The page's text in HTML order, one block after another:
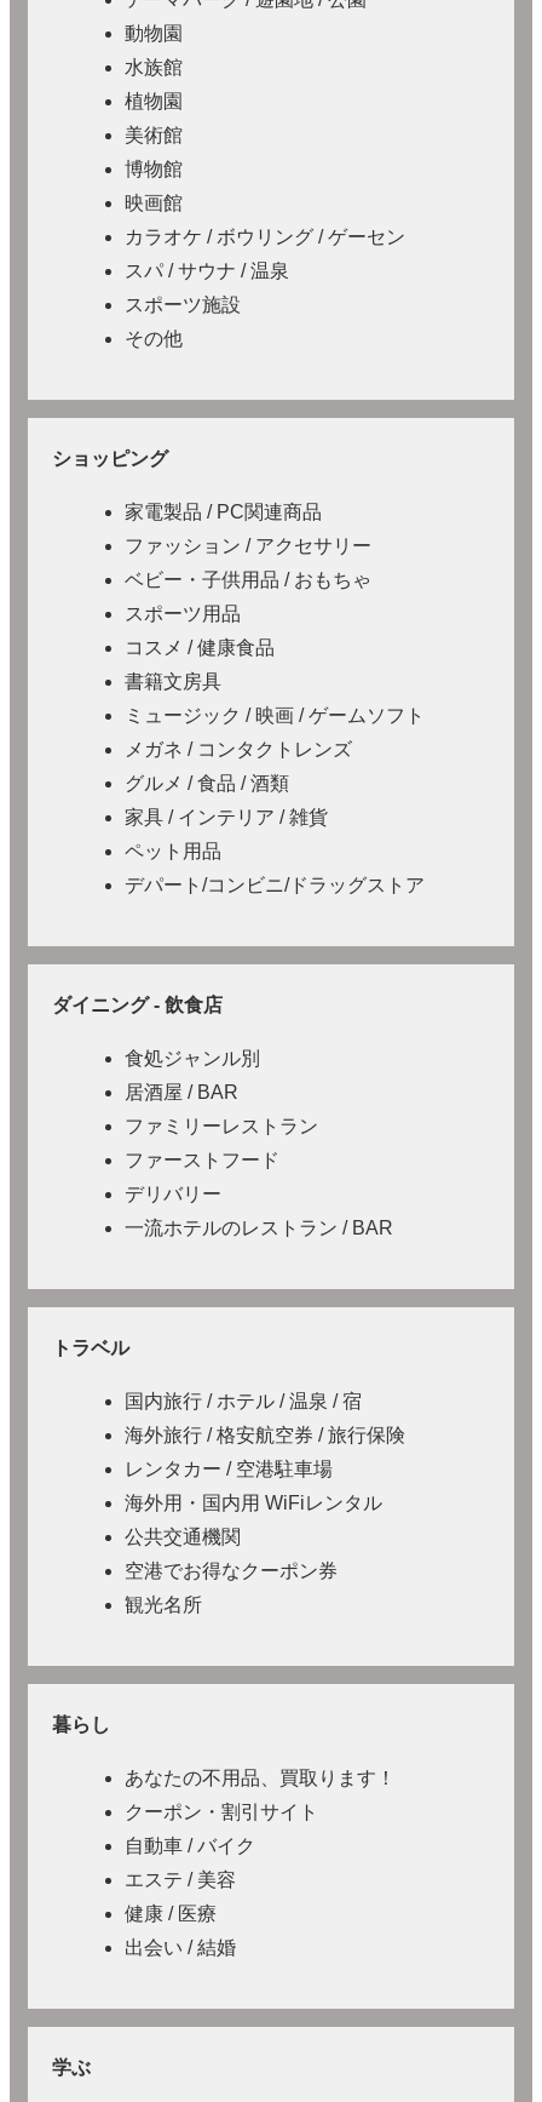
動物園
水族館
植物園
美術館
博物館
映画館
カラオケ / ボウリング / ゲーセン
スパ / サウナ / 温泉
スポーツ施設
その他
ショッピング
家電製品 / PC関連商品
ファッション / アクセサリー
ベビー・子供用品 / おもちゃ
スポーツ用品
コスメ / 健康食品
書籍文房具
ミュージック / 映画 / ゲームソフト
メガネ / コンタクトレンズ
グルメ / 食品 / 酒類
家具 / インテリア / 雑貨
ペット用品
デパート/コンビニ/ドラッグストア
ダイニング - 飲食店
食処ジャンル別
居酒屋 / BAR
ファミリーレストラン
ファーストフード
デリバリー
一流ホテルのレストラン / BAR
トラベル
国内旅行 / ホテル / 温泉 / 宿
海外旅行 / 格安航空券 / 旅行保険
レンタカー / 空港駐車場
海外用・国内用 WiFiレンタル
公共交通機関
空港でお得なクーポン券
観光名所
暮らし
あなたの不用品、買取ります！
クーポン・割引サイト
自動車 / バイク
エステ / 美容
健康 / 医療
出会い / 結婚
学ぶ